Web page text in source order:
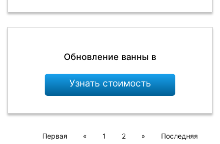
Обновление ванны в
Узнать стоимость
Первая « 1 2 » Последняя